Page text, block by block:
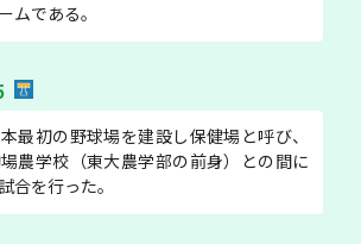
ムである。
最初の野球場を建設し保健場と呼び、
農学校（東大農学部の前身）との間に
合を行った。